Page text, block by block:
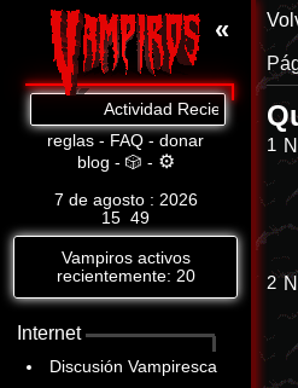
«
Actividad Reciente: Cat.8:
reglas - FAQ - donar
blog - 🎲 - ⚙
7 de agosto : 2026
15 49
Vampiros activos
recientemente: 20
Internet
Discusión Vampiresca
1
2